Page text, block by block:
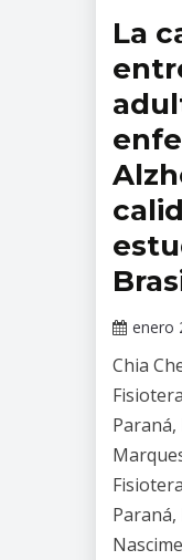
Revista
Mental
La
enero
Chia